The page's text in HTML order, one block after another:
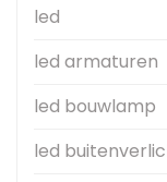
led
led armaturen
led bouwlamp
led